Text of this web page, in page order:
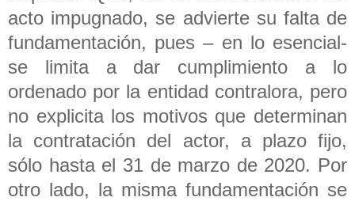
acto impugnado, se advierte su falta de
fundamentación, pues – en lo esencial-
se limita a dar cumplimiento a lo
ordenado por la entidad contralora, pero
no explicita los motivos que determinan
la contratación del actor, a plazo fijo,
sólo hasta el 31 de marzo de 2020. Por
otro lado, la misma fundamentación se